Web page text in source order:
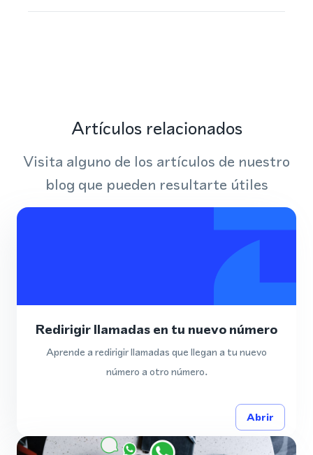
Artículos relacionados
Visita alguno de los artículos de nuestro
blog que pueden resultarte útiles
Redirigir llamadas en tu nuevo número
Aprende a redirigir llamadas que llegan a tu nuevo
número a otro número.
Abrir